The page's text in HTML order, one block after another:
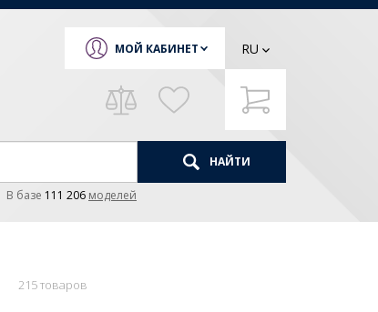
МОЙ КАБИНЕТ RU
НАЙТИ
В базе 111 206 моделей
215 товаров